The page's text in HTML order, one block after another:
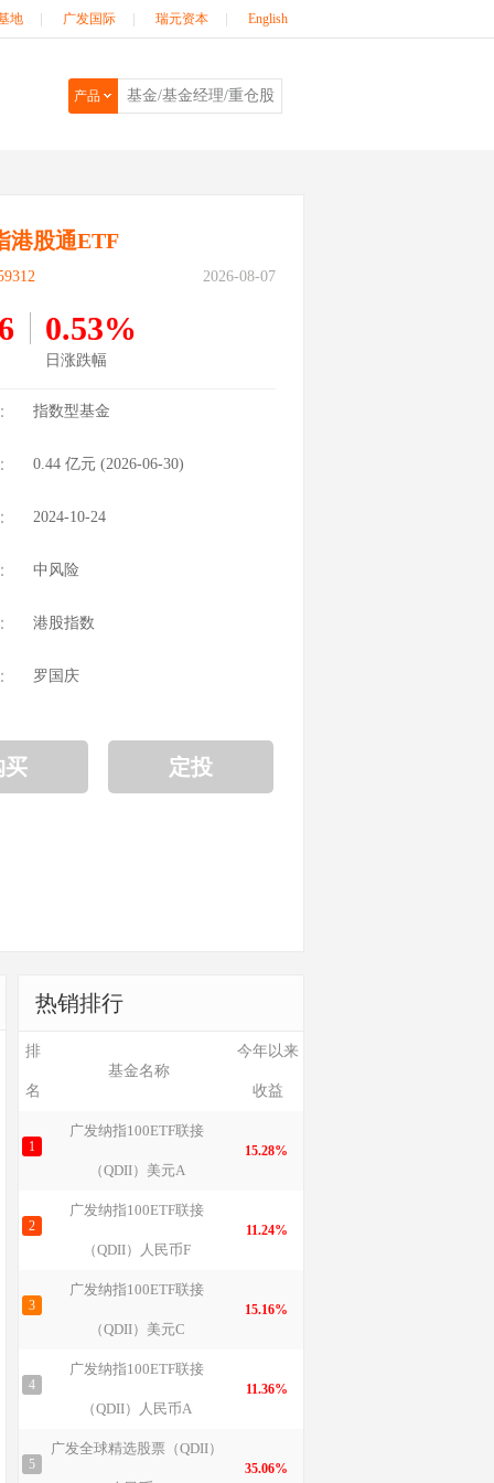
地 广发国际 瑞元资本 English
产品
港股通ETF
2026-08-07
0.53%
日涨跌幅
指数型基金
0.44 亿元 (2026-06-30)
2024-10-24
中风险
港股指数
罗国庆
买 定投
热销排行
排
名
基金名称
今年以来
收益
1
广发纳指100ETF联接
（QDII）美元A
15.28%
2
广发纳指100ETF联接
（QDII）人民币F
11.24%
3
广发纳指100ETF联接
（QDII）美元C
15.16%
4
广发纳指100ETF联接
（QDII）人民币A
11.36%
5
广发全球精选股票（QDII）
35.06%